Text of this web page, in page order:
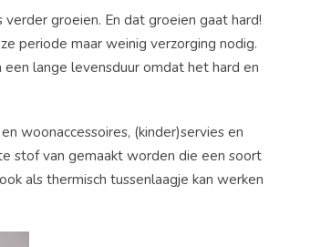
groeien. En dat groeien gaat hard!
periode maar weinig verzorging nodig.
lange levensduur omdat het hard en
woonaccessoires, (kinder)servies en
stof van gemaakt worden die een soort
als thermisch tussenlaagje kan werken